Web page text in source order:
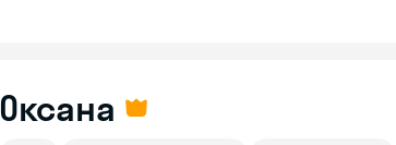
Оксана